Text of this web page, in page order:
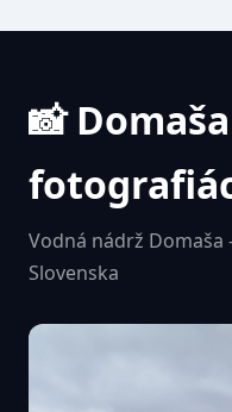
📸
Vodná nádrž
Slovenska